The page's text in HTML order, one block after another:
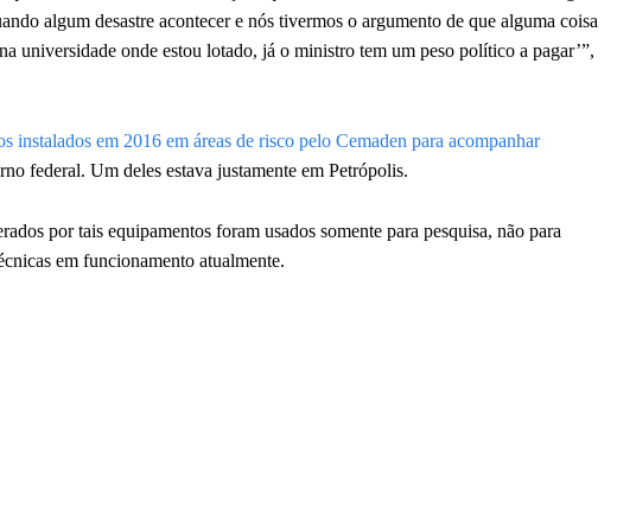
algum desastre acontecer e nós tivermos o argumento de que alguma coisa
universidade onde estou lotado, já o ministro tem um peso político a pagar’”,
em 2016 em áreas de risco pelo Cemaden para acompanhar
federal. Um deles estava justamente em Petrópolis.
por tais equipamentos foram usados somente para pesquisa, não para
em funcionamento atualmente.